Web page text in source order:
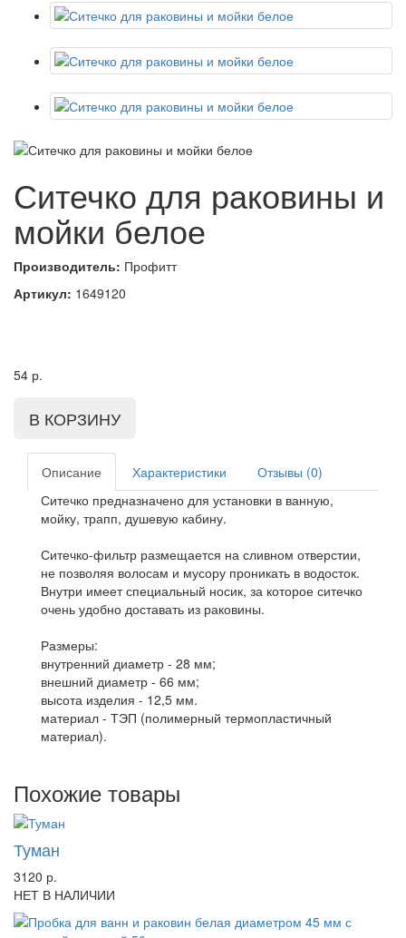
Ситечко для раковины и
мойки белое
Производитель: Профитт
Артикул: 1649120
54 р.
Описание Характеристики
Отзывы (0)
Ситечко предназначено для установки в ванную,
мойку, трапп, душевую кабину.
Ситечко-фильтр размещается на сливном отверстии,
не позволяя волосам и мусору проникать в водосток.
Внутри имеет специальный носик, за которое ситечко
очень удобно доставать из раковины.
Размеры:
внутренний диаметр - 28 мм;
внешний диаметр - 66 мм;
высота изделия - 12,5 мм.
материал - ТЭП (полимерный термопластичный
материал).
Похожие товары
Туман
3120 р.
НЕТ В НАЛИЧИИ